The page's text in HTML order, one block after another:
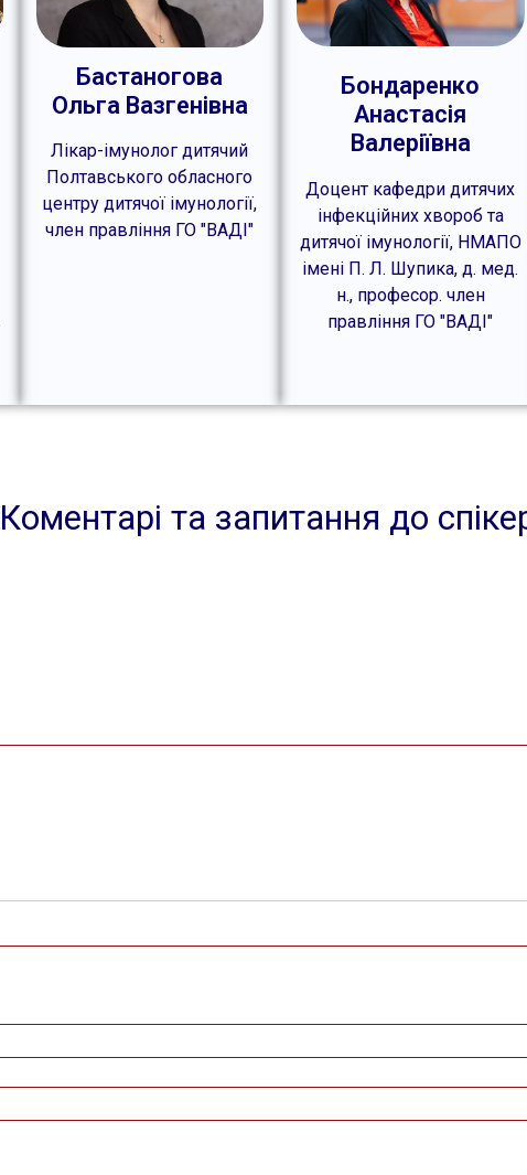
Бастаногова
Ольга Вазгенівна
Лікар-імунолог дитячий
Полтавського обласного
центру дитячої імунології,
член правління ГО "ВАДІ"
Бондаренко
Анастасія
Валеріївна
Доцент кафедри дитячих
інфекційних хвороб та
дитячої імунології, НМАПО
імені П. Л. Шупика, д. мед.
н., професор. член
правління ГО "ВАДІ"
Коментарі та запитання до